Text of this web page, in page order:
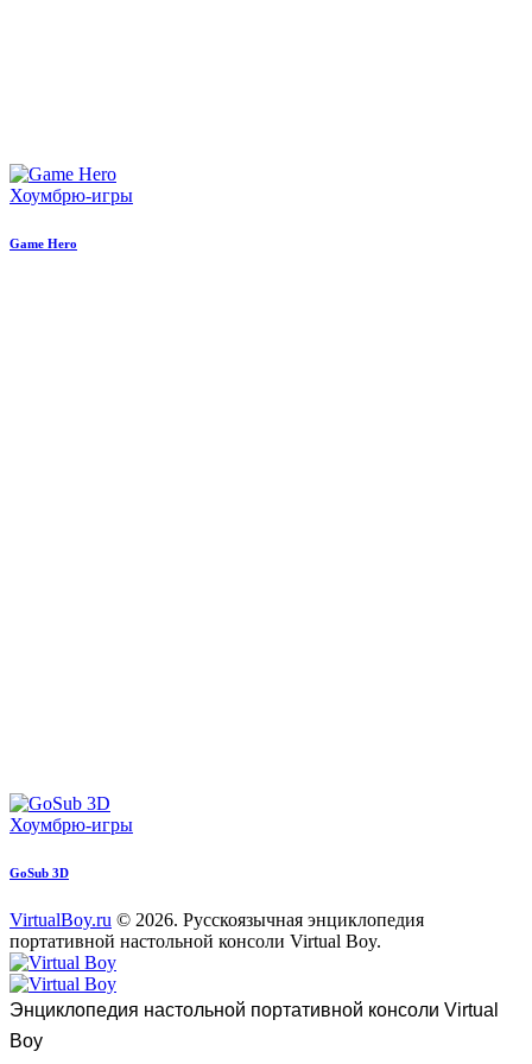
Хоумбрю-игры
Game Hero
Хоумбрю-игры
GoSub 3D
VirtualBoy.ru © 2026. Русскоязычная энциклопедия
портативной настольной консоли Virtual Boy.
paper-
plane
vkontakte
youtube2
star
Энциклопедия настольной портативной консоли Virtual
Boy